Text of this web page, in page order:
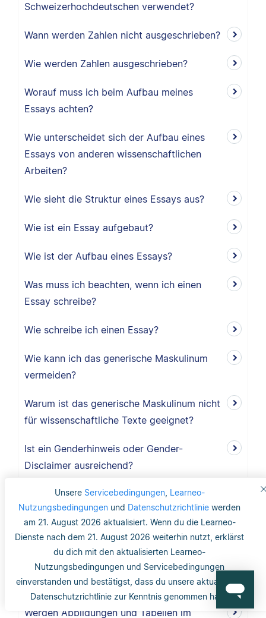
Unsere Servicebedingungen, Learneo-
Nutzungsbedingungen und Datenschutzrichtlinie werden
am 21. August 2026 aktualisiert. Wenn du die Learneo-
Dienste nach dem 21. August 2026 weiterhin nutzt, erklärst
du dich mit den aktualisierten Learneo-
Nutzungsbedingungen und Servicebedingungen
einverstanden und bestätigst, dass du unsere aktualisierte
Datenschutzrichtlinie zur Kenntnis genommen hast.
Schweizerhochdeutschen verwendet?
Wann werden Zahlen nicht ausgeschrieben?
Wie werden Zahlen ausgeschrieben?
Worauf muss ich beim Aufbau meines
Essays achten?
Wie unterscheidet sich der Aufbau eines
Essays von anderen wissenschaftlichen
Arbeiten?
Wie sieht die Struktur eines Essays aus?
Wie ist ein Essay aufgebaut?
Wie ist der Aufbau eines Essays?
Was muss ich beachten, wenn ich einen
Essay schreibe?
Wie schreibe ich einen Essay?
Wie kann ich das generische Maskulinum
vermeiden?
Warum ist das generische Maskulinum nicht
für wissenschaftliche Texte geeignet?
Ist ein Genderhinweis oder Gender-
Disclaimer ausreichend?
Was ist das generische Maskulinum?
Wo finde ich Copyright-Informationen zu
Abbildungen und Tabellen?
Benötige ich ein Abbildungs- und
Tabellenverzeichnis?
Werden Abbildungen und Tabellen im